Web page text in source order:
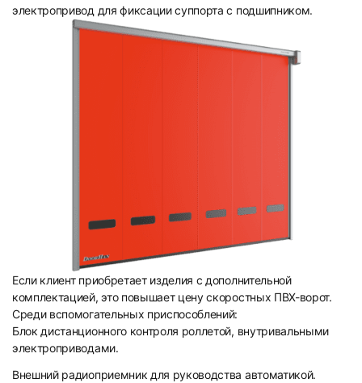
электропривод для фиксации суппорта с подшипником.
Если клиент приобретает изделия с дополнительной
комплектацией, это повышает цену скоростных ПВХ-ворот.
Среди вспомогательных приспособлений:
Блок дистанционного контроля роллетой, внутривальными
электроприводами.
Внешний радиоприемник для руководства автоматикой.